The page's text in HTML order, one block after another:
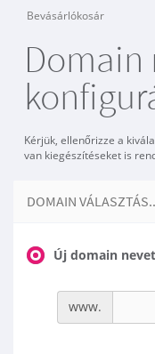
Bevásárlókosár
Domain
Kérjük, ellenőrizze a
van kiegészítéseket is
DOMAIN
Új domain
www.